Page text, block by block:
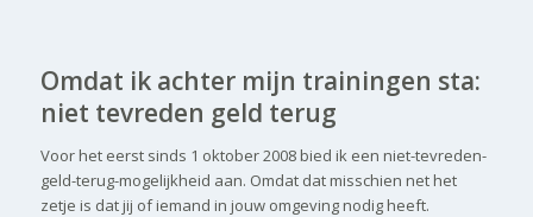
Omdat ik achter mijn trainingen sta:
niet tevreden geld terug
Voor het eerst sinds 1 oktober 2008 bied ik een niet-tevreden-
geld-terug-mogelijkheid aan. Omdat dat misschien net het
zetje is dat jij of iemand in jouw omgeving nodig heeft.